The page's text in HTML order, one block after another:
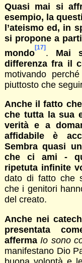
Quasi mai si
esempio, la
l’ateismo ed, in
si propone a
mondo
[17]
. Mai
differenza fra il
motivando
piuttosto che
Anche il fatto
che tutta la sua
verità e a
affidabile è
Sembra quasi
che ci ami -
ripetuta infinite
dato di fatto che
che i genitori
del creato.
Anche nei
presentata
afferma Io sono
manifestano Dio